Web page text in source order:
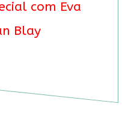
com Eva
Blay